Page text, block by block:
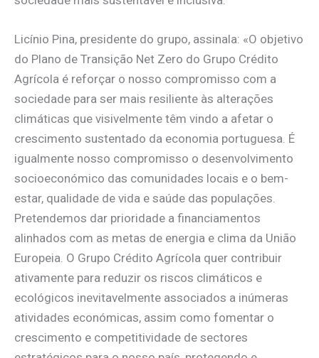
Licínio Pina, presidente do grupo, assinala: «O objetivo
do Plano de Transição Net Zero do Grupo Crédito
Agrícola é reforçar o nosso compromisso com a
sociedade para ser mais resiliente às alterações
climáticas que visivelmente têm vindo a afetar o
crescimento sustentado da economia portuguesa. É
igualmente nosso compromisso o desenvolvimento
socioeconómico das comunidades locais e o bem-
estar, qualidade de vida e saúde das populações.
Pretendemos dar prioridade a financiamentos
alinhados com as metas de energia e clima da União
Europeia. O Grupo Crédito Agrícola quer contribuir
ativamente para reduzir os riscos climáticos e
ecológicos inevitavelmente associados a inúmeras
atividades económicas, assim como fomentar o
crescimento e competitividade de sectores